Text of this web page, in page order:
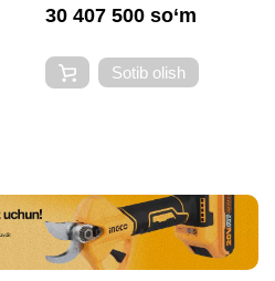
30 407 500 so‘m
Sotib olish